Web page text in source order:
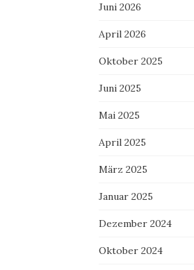
Juni 2026
April 2026
Oktober 2025
Juni 2025
Mai 2025
April 2025
März 2025
Januar 2025
Dezember 2024
Oktober 2024